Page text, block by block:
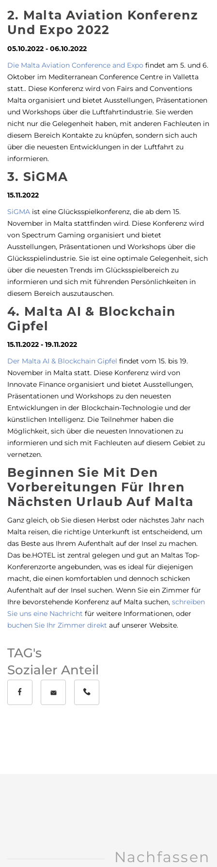
2. Malta Aviation Konferenz
Und Expo 2022
05.10.2022 - 06.10.2022
Die Malta Aviation Conference and Expo findet am 5. und 6.
Oktober im Mediterranean Conference Centre in Valletta
statt.. Diese Konferenz wird von Fairs and Conventions
Malta organisiert und bietet Ausstellungen, Präsentationen
und Workshops über die Luftfahrtindustrie. Sie werden
nicht nur die Gelegenheit haben, mit anderen Fachleuten in
diesem Bereich Kontakte zu knüpfen, sondern sich auch
über die neuesten Entwicklungen in der Luftfahrt zu
informieren.
3. SiGMA
15.11.2022
SiGMA ist eine Glücksspielkonferenz, die ab dem 15.
November in Malta stattfinden wird. Diese Konferenz wird
von Spectrum Gaming organisiert und bietet
Ausstellungen, Präsentationen und Workshops über die
Glücksspielindustrie. Sie ist eine optimale Gelegenheit, sich
über die neuesten Trends im Glücksspielbereich zu
informieren und sich mit führenden Persönlichkeiten in
diesem Bereich auszutauschen.
4. Malta AI & Blockchain
Gipfel
15.11.2022 - 19.11.2022
Der Malta AI & Blockchain Gipfel findet vom 15. bis 19.
November in Malta statt. Diese Konferenz wird von
Innovate Finance organisiert und bietet Ausstellungen,
Präsentationen und Workshops zu den neuesten
Entwicklungen in der Blockchain-Technologie und der
künstlichen Intelligenz. Die Teilnehmer haben die
Möglichkeit, sich über die neuesten Innovationen zu
informieren und sich mit Fachleuten auf diesem Gebiet zu
vernetzen.
Beginnen Sie Mit Den
Vorbereitungen Für Ihren
Nächsten Urlaub Auf Malta
Ganz gleich, ob Sie diesen Herbst oder nächstes Jahr nach
Malta reisen, die richtige Unterkunft ist entscheidend, um
das Beste aus Ihrem Aufenthalt auf der Insel zu machen.
Das be.HOTEL ist zentral gelegen und gut an Maltas Top-
Konferenzorte angebunden, was es ideal für diejenigen
macht, die einen komfortablen und dennoch schicken
Aufenthalt auf der Insel suchen. Wenn Sie ein Zimmer für
Ihre bevorstehende Konferenz auf Malta suchen, schreiben
Sie uns eine Nachricht für weitere Informationen, oder
buchen Sie Ihr Zimmer direkt auf unserer Website.
TAG's
Sozialer Anteil
Nachfassen